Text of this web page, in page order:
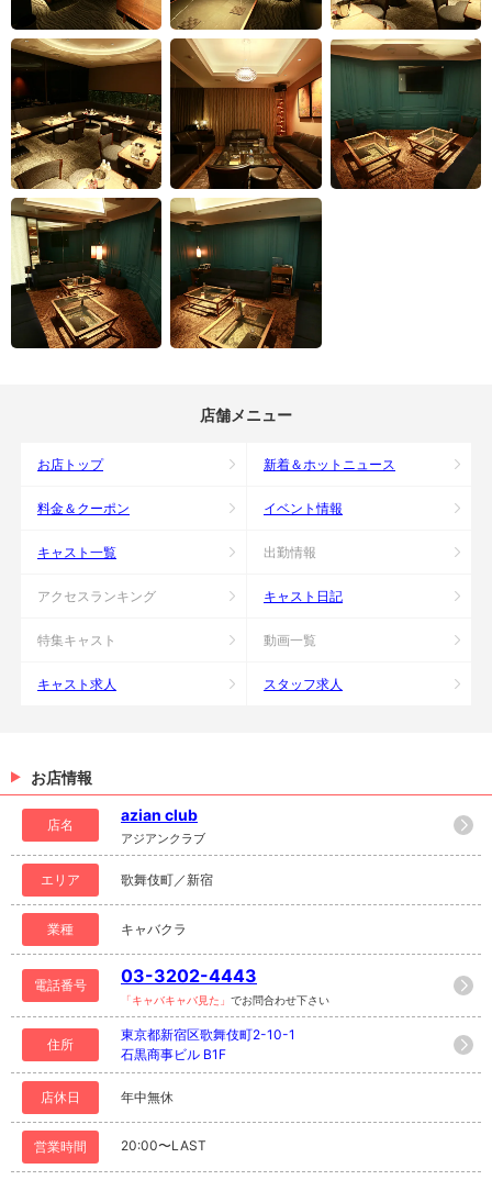
店舗メニュー
お店トップ 新着＆ホットニュース
料金＆クーポン イベント情報
キャスト一覧 出勤情報
アクセスランキング キャスト日記
特集キャスト 動画一覧
キャスト求人 スタッフ求人
お店情報
店名
azian club
アジアンクラブ
エリア 歌舞伎町／新宿
業種 キャバクラ
電話番号 03-3202-4443
「キャバキャバ見た」 でお問合わせ下さい
住所
東京都新宿区歌舞伎町2-10-1
石黒商事ビル B1F
店休日 年中無休
営業時間 20:00〜LAST